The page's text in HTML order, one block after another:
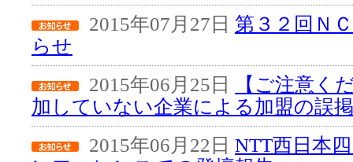
2015年07月27日 第３２回Ｎ
らせ
2015年06月25日
【ご注意く
加していない企業による加盟の誤
2015年06月22日 NTT西日本